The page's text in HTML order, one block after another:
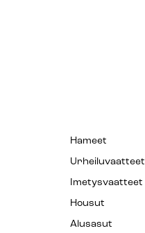
Hameet
Urheiluvaatteet
Imetysvaatteet
Housut
Alusasut